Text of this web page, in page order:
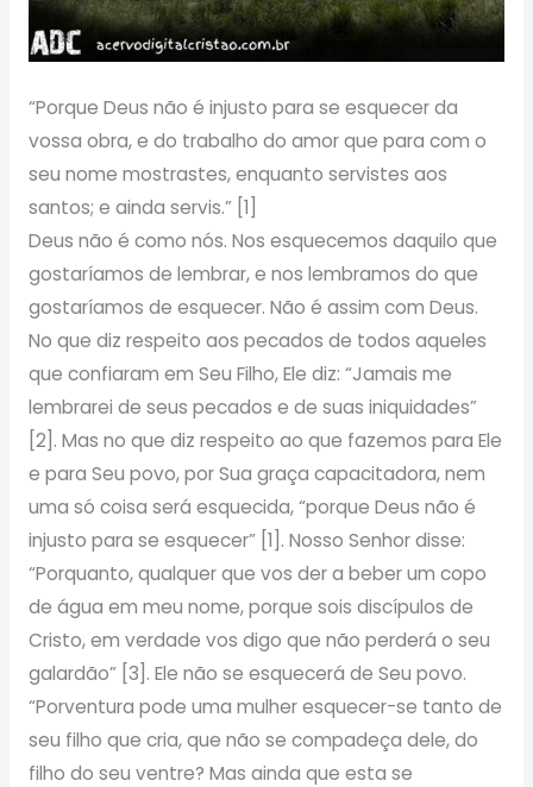
“Porque Deus não é injusto para se esquecer da
vossa obra, e do trabalho do amor que para com o
seu nome mostrastes, enquanto servistes aos
santos; e ainda servis.” [1]
Deus não é como nós. Nos esquecemos daquilo que
gostaríamos de lembrar, e nos lembramos do que
gostaríamos de esquecer. Não é assim com Deus.
No que diz respeito aos pecados de todos aqueles
que confiaram em Seu Filho, Ele diz: “Jamais me
lembrarei de seus pecados e de suas iniquidades”
[2]. Mas no que diz respeito ao que fazemos para Ele
e para Seu povo, por Sua graça capacitadora, nem
uma só coisa será esquecida, “porque Deus não é
injusto para se esquecer” [1]. Nosso Senhor disse:
“Porquanto, qualquer que vos der a beber um copo
de água em meu nome, porque sois discípulos de
Cristo, em verdade vos digo que não perderá o seu
galardão” [3]. Ele não se esquecerá de Seu povo.
“Porventura pode uma mulher esquecer-se tanto de
seu filho que cria, que não se compadeça dele, do
filho do seu ventre? Mas ainda que esta se